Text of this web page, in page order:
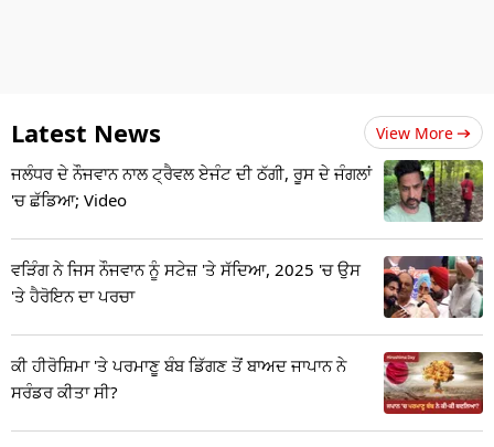
Latest News View More
ਜਲੰਧਰ ਦੇ ਨੌਜਵਾਨ ਨਾਲ ਟ੍ਰੈਵਲ ਏਜੰਟ ਦੀ ਠੱਗੀ, ਰੂਸ ਦੇ ਜੰਗਲਾਂ
'ਚ ਛੱਡਿਆ; Video
ਵੜਿੰਗ ਨੇ ਜਿਸ ਨੌਜਵਾਨ ਨੂੰ ਸਟੇਜ਼ 'ਤੇ ਸੱਦਿਆ, 2025 'ਚ ਉਸ
'ਤੇ ਹੈਰੋਇਨ ਦਾ ਪਰਚਾ
ਕੀ ਹੀਰੋਸ਼ਿਮਾ 'ਤੇ ਪਰਮਾਣੂ ਬੰਬ ਡਿੱਗਣ ਤੋਂ ਬਾਅਦ ਜਾਪਾਨ ਨੇ
ਸਰੰਡਰ ਕੀਤਾ ਸੀ?